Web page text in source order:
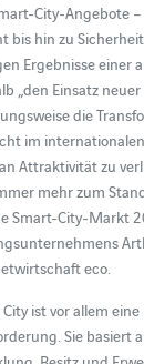
City-Angebote
bis hin zu
Ergebnisse einer
„den Einsatz
die
im
Attraktivität zu
mehr zum
Smart-City-Markt
eco.
ist vor allem eine
Sie basiert